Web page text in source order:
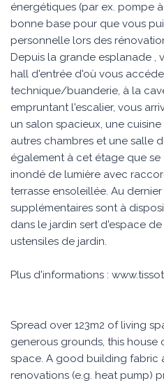
énergétiques (par ex. pompe
bonne base pour que vous
personnelle lors des
Depuis la grande esplanade ,
hall d'entrée d'où vous
technique/buanderie, à la
empruntant l'escalier, vous
un salon spacieux, une
autres chambres et une salle
également à cet étage que
inondé de lumière avec
terrasse ensoleillée. Au
supplémentaires sont à
dans le jardin sert d'espace
ustensiles de jardin.
Plus d'informations :
Spread over 123m2 of living
generous grounds, this
space. A good building fabric
renovations (e.g. heat pump)